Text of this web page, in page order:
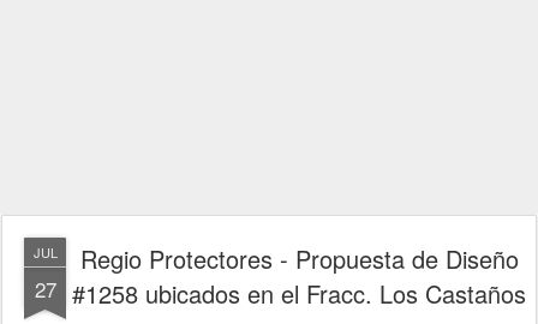
JUL
27
Regio Protectores - Propuesta de Diseño
#1258 ubicados en el Fracc. Los Castaños